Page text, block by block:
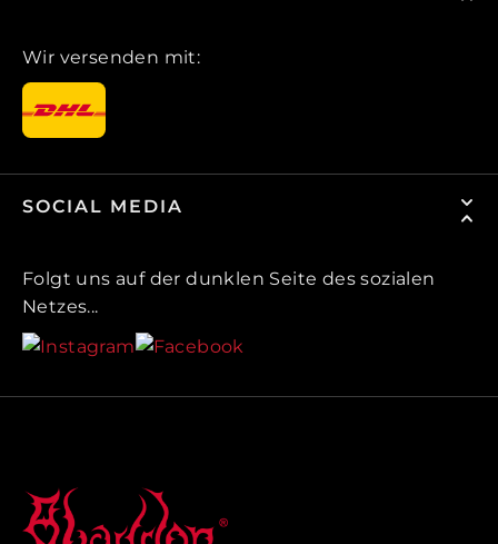
Wir versenden mit:
SOCIAL MEDIA
Folgt uns auf der dunklen Seite des sozialen
Netzes...